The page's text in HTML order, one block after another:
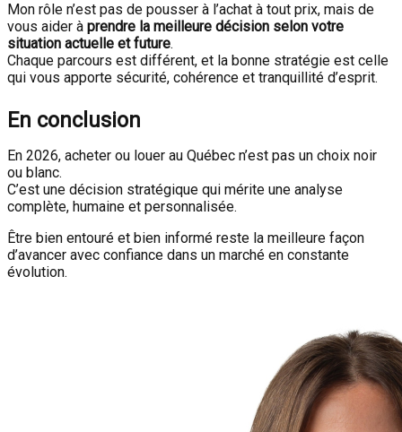
Mon rôle n’est pas de pousser à l’achat à tout prix, mais de
vous aider à prendre la meilleure décision selon votre
situation actuelle et future.
Chaque parcours est différent, et la bonne stratégie est celle
qui vous apporte sécurité, cohérence et tranquillité d’esprit.
En conclusion
En 2026, acheter ou louer au Québec n’est pas un choix noir
ou blanc.
C’est une décision stratégique qui mérite une analyse
complète, humaine et personnalisée.
Être bien entouré et bien informé reste la meilleure façon
d’avancer avec confiance dans un marché en constante
évolution.